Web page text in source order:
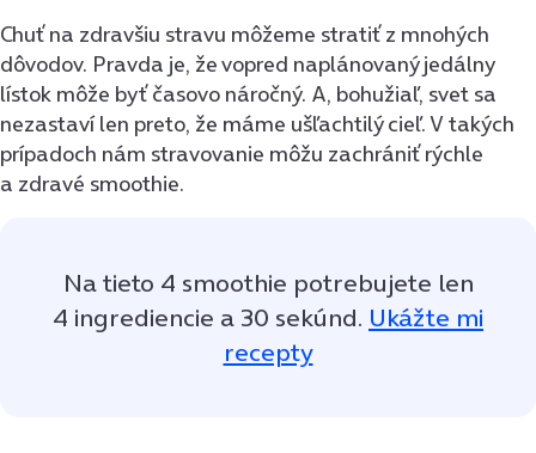
Chuť na zdravšiu stravu môžeme stratiť z mnohých
dôvodov. Pravda je, že vopred naplánovaný jedálny
lístok môže byť časovo náročný. A, bohužiaľ, svet sa
nezastaví len preto, že máme ušľachtilý cieľ. V takých
prípadoch nám stravovanie môžu zachrániť rýchle
a zdravé smoothie.
Na tieto 4 smoothie potrebujete len
4 ingrediencie a 30 sekúnd. Ukážte mi
recepty